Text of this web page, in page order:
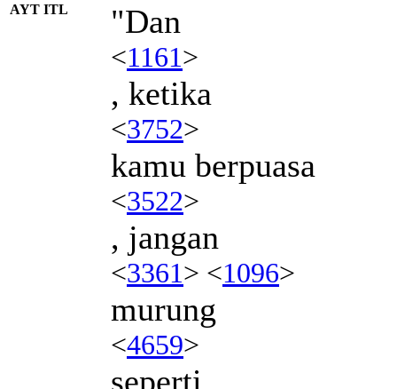
AYT ITL "Dan
<1161>
, ketika
<3752>
kamu berpuasa
<3522>
, jangan
<3361> <1096>
murung
<4659>
seperti